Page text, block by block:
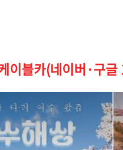
이블카(네이버·구글